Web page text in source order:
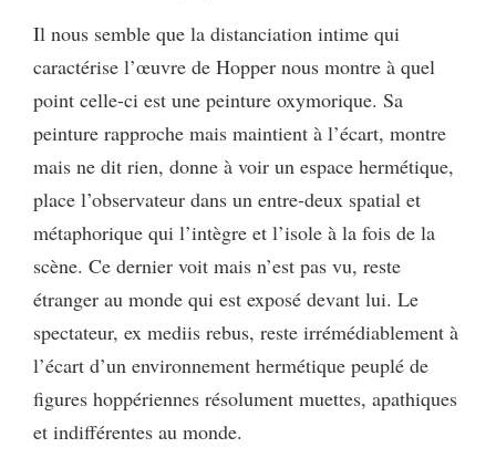
Il nous semble que la distanciation intime qui
caractérise l’œuvre de Hopper nous montre à quel
point celle-ci est une peinture oxymorique. Sa
peinture rapproche mais maintient à l’écart, montre
mais ne dit rien, donne à voir un espace hermétique,
place l’observateur dans un entre-deux spatial et
métaphorique qui l’intègre et l’isole à la fois de la
scène. Ce dernier voit mais n’est pas vu, reste
étranger au monde qui est exposé devant lui. Le
spectateur, ex mediis rebus, reste irrémédiablement à
l’écart d’un environnement hermétique peuplé de
figures hoppériennes résolument muettes, apathiques
et indifférentes au monde.